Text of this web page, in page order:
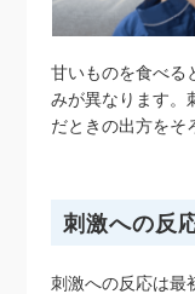
甘いものを食べる
みが異なります。
だときの出方をそ
刺激への反
刺激への反応は最